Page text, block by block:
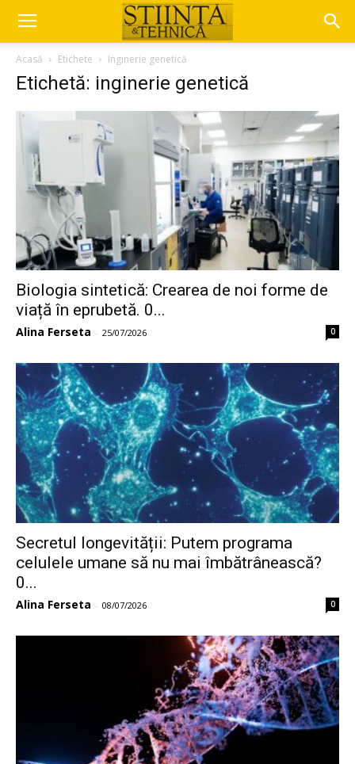
Acasă Etichete Inginerie genetică
Etichetă: inginerie genetică
Biologia sintetică: Crearea de noi forme de
viață în eprubetă. 0...
Alina Ferseta - 25/07/2026 0
Secretul longevității: Putem programa
celulele umane să nu mai îmbătrânească?
0...
Alina Ferseta - 08/07/2026 0